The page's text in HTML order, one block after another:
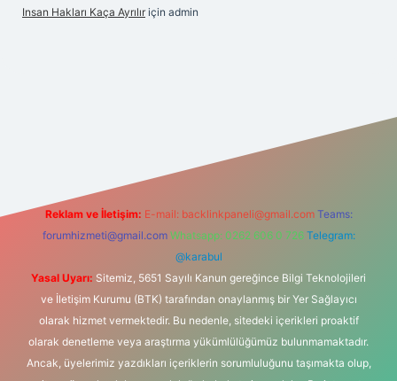
Insan Hakları Kaça Ayrılır için admin
Reklam ve İletişim: E-mail: backlinkpaneli@gmail.com Teams:
forumhizmeti@gmail.com Whatsapp: 0262 606 0 726 Telegram:
@karabul
Yasal Uyarı: Sitemiz, 5651 Sayılı Kanun gereğince Bilgi Teknolojileri
ve İletişim Kurumu (BTK) tarafından onaylanmış bir Yer Sağlayıcı
olarak hizmet vermektedir. Bu nedenle, sitedeki içerikleri proaktif
olarak denetleme veya araştırma yükümlülüğümüz bulunmamaktadır.
Ancak, üyelerimiz yazdıkları içeriklerin sorumluluğunu taşımakta olup,